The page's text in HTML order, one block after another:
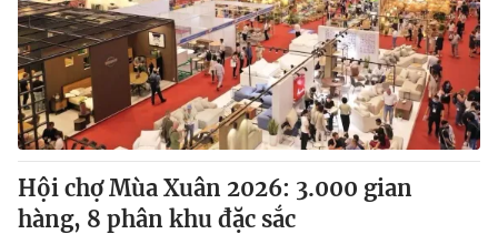
Theo dõi báo trên
Cơ quan chủ quản:Đài Truyền hình Việt Nam
Cơ quan báo chí:Thời báo VTV
Giấy phép hoạt động báo in và báo điện tử số 483/GP-BTTTT
cấp ngày 29/12/2023
Tổng Biên tập:Vũ Thanh Thủy
Phó Tổng Biên tập:Nguyễn Thị Mỹ Hạnh, Phạm Quốc Thắng,
Hội chợ Mùa Xuân 2026: 3.000 gian
hàng, 8 phân khu đặc sắc